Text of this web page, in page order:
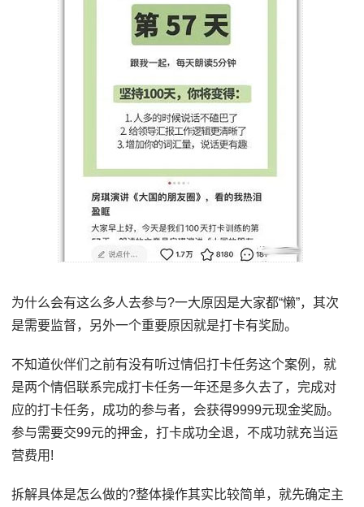
为什么会有这么多人去参与?一大原因是大家都“懒”，其次
是需要监督，另外一个重要原因就是打卡有奖励。
不知道伙伴们之前有没有听过情侣打卡任务这个案例，就
是两个情侣联系完成打卡任务一年还是多久去了，完成对
应的打卡任务，成功的参与者，会获得9999元现金奖励。
参与需要交99元的押金，打卡成功全退，不成功就充当运
营费用!
拆解具体是怎么做的?整体操作其实比较简单，就先确定主